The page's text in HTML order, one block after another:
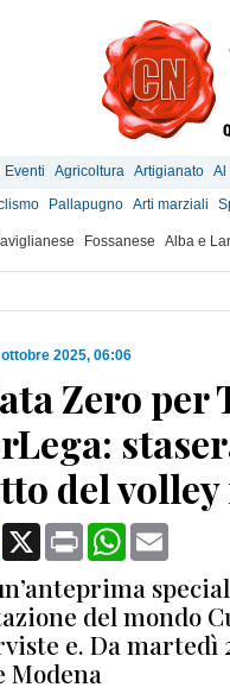
Eventi Agricoltura Artigianato Al
Pallapugno Arti marziali
Fossanese Alba e
2025, 06:06
Zero per
del
Facebook
X Print WhatsApp
del mondo
e. Da martedì
Modena